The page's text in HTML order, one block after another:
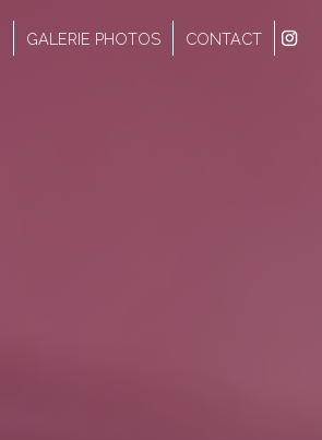
GALERIE PHOTOS CONTACT